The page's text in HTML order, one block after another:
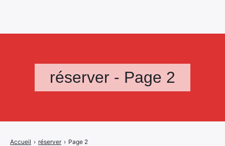
réserver - Page 2
Accueil › réserver › Page 2